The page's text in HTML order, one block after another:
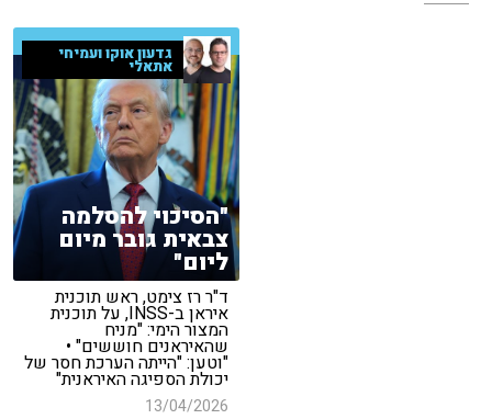
גדעון אוקו ועמיחי
אתאלי
"הסיכוי להסלמה
צבאית גובר מיום
ליום"
ד"ר רז צימט, ראש תוכנית
איראן ב-INSS, על תוכנית
המצור הימי: "מניח
שהאיראנים חוששים" •
"וטען: "הייתה הערכת חסר של
יכולת הספיגה האיראנית"
13/04/2026